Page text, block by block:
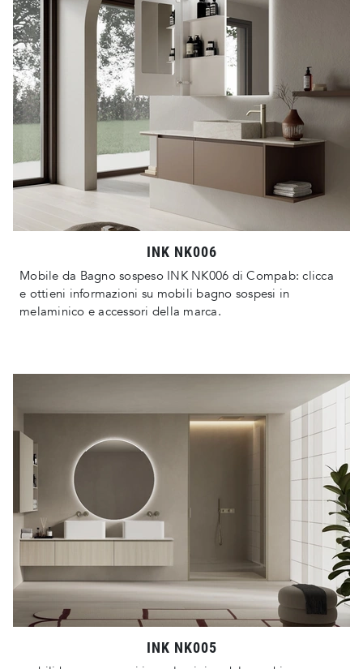
INK NK006
Mobile da Bagno sospeso INK NK006 di Compab: clicca
e ottieni informazioni su mobili bagno sospesi in
melaminico e accessori della marca.
INK NK005